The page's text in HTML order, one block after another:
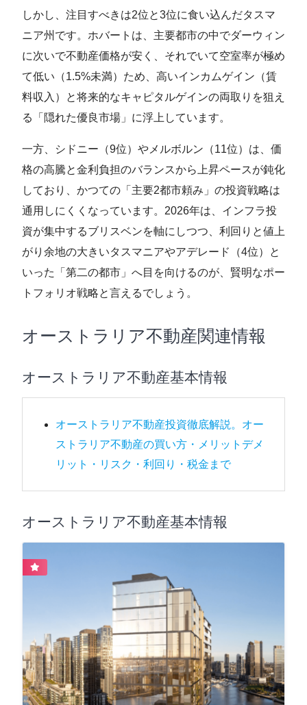
しかし、注目すべきは2位と3位に食い込んだタスマ
ニア州です。ホバートは、主要都市の中でダーウィン
に次いで不動産価格が安く、それでいて空室率が極め
て低い（1.5%未満）ため、高いインカムゲイン（賃
料収入）と将来的なキャピタルゲインの両取りを狙え
る「隠れた優良市場」に浮上しています。
一方、シドニー（9位）やメルボルン（11位）は、価
格の高騰と金利負担のバランスから上昇ペースが鈍化
しており、かつての「主要2都市頼み」の投資戦略は
通用しにくくなっています。2026年は、インフラ投
資が集中するブリスベンを軸にしつつ、利回りと値上
がり余地の大きいタスマニアやアデレード（4位）と
いった「第二の都市」へ目を向けるのが、賢明なポー
トフォリオ戦略と言えるでしょう。
オーストラリア不動産関連情報
オーストラリア不動産基本情報
オーストラリア不動産投資徹底解説。オー
ストラリア不動産の買い方・メリットデメ
リット・リスク・利回り・税金まで
オーストラリア不動産基本情報